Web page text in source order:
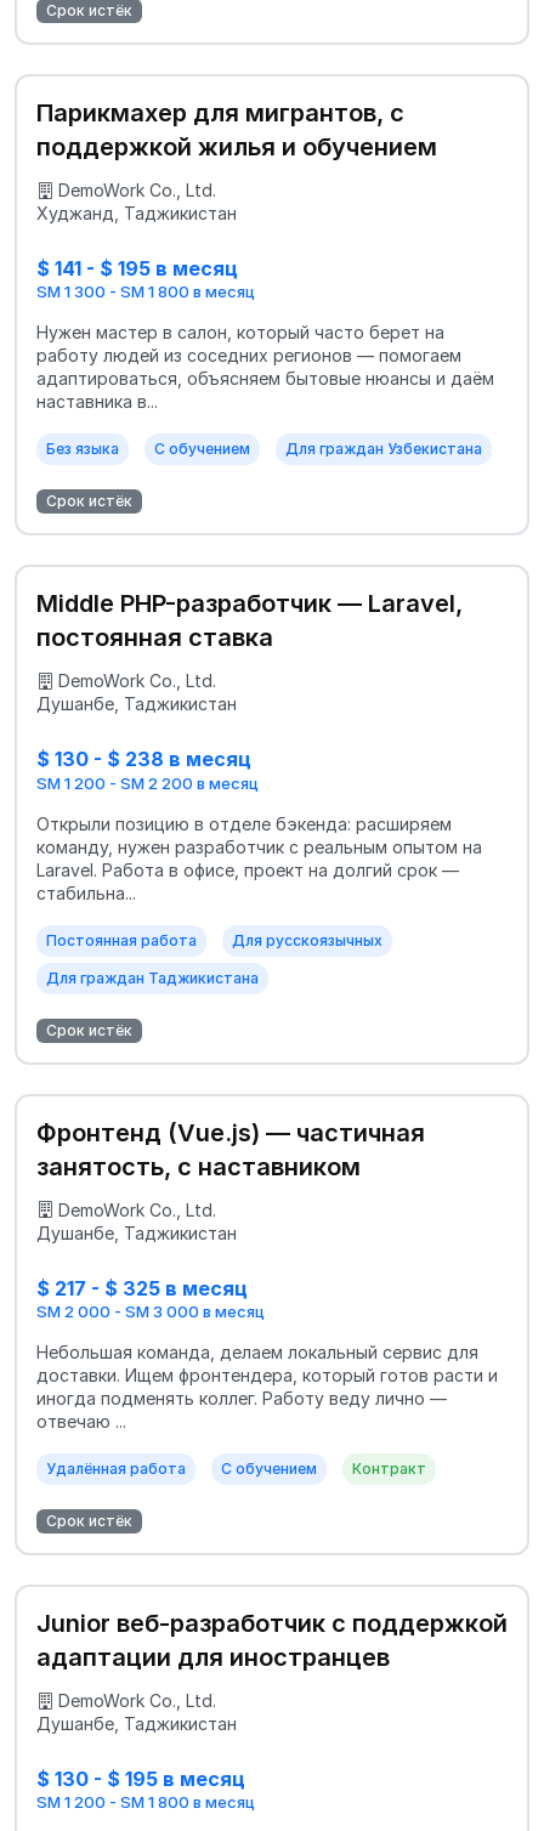
Срок истёк
Парикмахер для мигрантов, с
поддержкой жилья и обучением
DemoWork Co., Ltd.
Худжанд, Таджикистан
$ 141 - $ 195 в месяц
SM 1 300 - SM 1 800 в месяц
Нужен мастер в салон, который часто берет на
работу людей из соседних регионов — помогаем
адаптироваться, объясняем бытовые нюансы и даём
наставника в...
Без языка С обучением Для граждан Узбекистана
Срок истёк
Middle PHP-разработчик — Laravel,
постоянная ставка
DemoWork Co., Ltd.
Душанбе, Таджикистан
$ 130 - $ 238 в месяц
SM 1 200 - SM 2 200 в месяц
Открыли позицию в отделе бэкенда: расширяем
команду, нужен разработчик с реальным опытом на
Laravel. Работа в офисе, проект на долгий срок —
стабильна...
Постоянная работа Для русскоязычных
Для граждан Таджикистана
Срок истёк
Фронтенд (Vue.js) — частичная
занятость, с наставником
DemoWork Co., Ltd.
Душанбе, Таджикистан
$ 217 - $ 325 в месяц
SM 2 000 - SM 3 000 в месяц
Небольшая команда, делаем локальный сервис для
доставки. Ищем фронтендера, который готов расти и
иногда подменять коллег. Работу веду лично —
отвечаю ...
Удалённая работа С обучением Контракт
Срок истёк
Junior веб-разработчик с поддержкой
адаптации для иностранцев
DemoWork Co., Ltd.
Душанбе, Таджикистан
$ 130 - $ 195 в месяц
SM 1 200 - SM 1 800 в месяц